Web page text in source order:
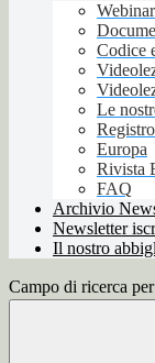
Codice
Le
Europa
Rivista
FAQ
Archivio
Newsletter
Il nostro
Campo di ricerca